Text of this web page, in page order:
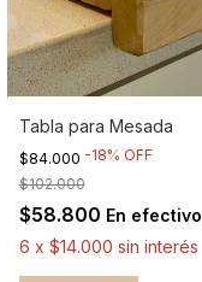
Tabla para Mesada
$84.000 -18% OFF
$102.000
$58.800 En efectivo
6 x $14.000 sin interés